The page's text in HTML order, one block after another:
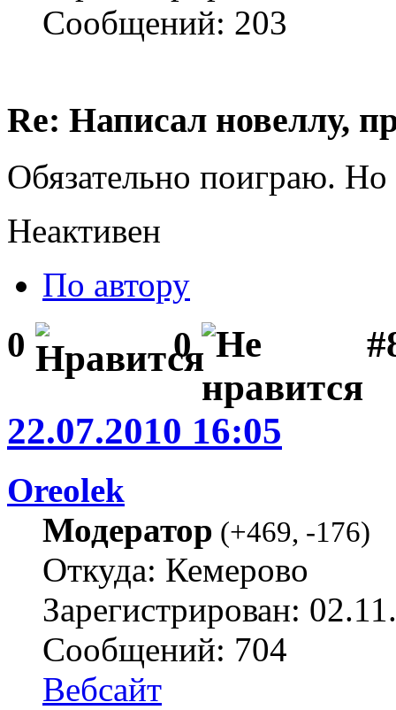
Сообщений: 203
Re: Написал новеллу,
Обязательно поиграю. Но
Неактивен
По автору
0 0
22.07.2010 16:05
Oreolek
Модератор (+469, -176)
Откуда: Кемерово
Зарегистрирован:
Сообщений: 704
Вебсайт